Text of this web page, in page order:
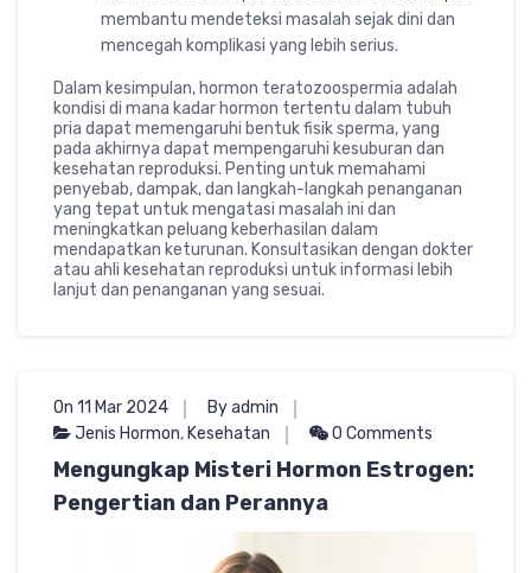
membantu mendeteksi masalah sejak dini dan
mencegah komplikasi yang lebih serius.
Dalam kesimpulan, hormon teratozoospermia adalah
kondisi di mana kadar hormon tertentu dalam tubuh
pria dapat memengaruhi bentuk fisik sperma, yang
pada akhirnya dapat mempengaruhi kesuburan dan
kesehatan reproduksi. Penting untuk memahami
penyebab, dampak, dan langkah-langkah penanganan
yang tepat untuk mengatasi masalah ini dan
meningkatkan peluang keberhasilan dalam
mendapatkan keturunan. Konsultasikan dengan dokter
atau ahli kesehatan reproduksi untuk informasi lebih
lanjut dan penanganan yang sesuai.
On 11 Mar 2024
By admin
Jenis Hormon, Kesehatan 0 Comments
Mengungkap Misteri Hormon Estrogen:
Pengertian dan Perannya